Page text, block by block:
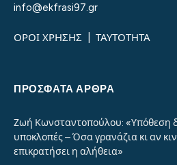
info@ekfrasi97.gr
ΟΡΟΙ ΧΡΗΣΗΣ ΤΑΥΤΟΤΗΤΑ
ΠΡΌΣΦΑΤΑ ΆΡΘΡΑ
Ζωή Κωνσταντοπούλου: «Υπόθεση
υποκλοπές – Όσα γρανάζια κι αν
επικρατήσει η αλήθεια»